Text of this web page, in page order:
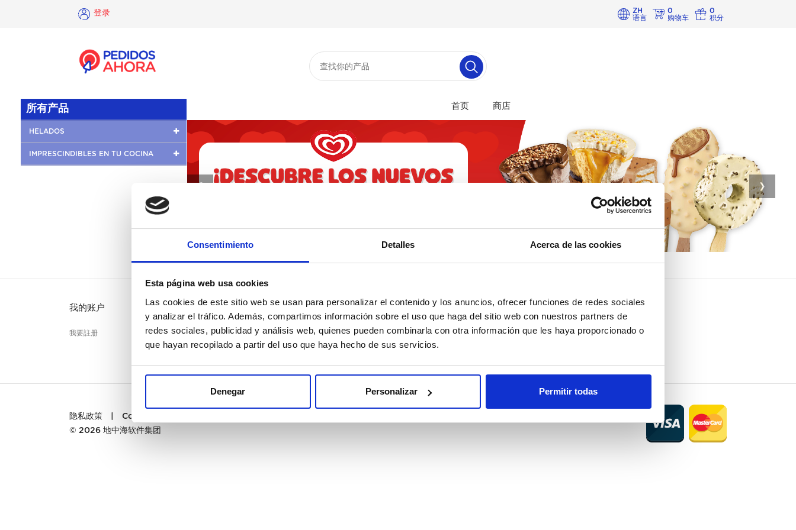
Consentimiento Detalles Acerca de las cookies
Esta página web usa cookies
Las cookies de este sitio web se usan para personalizar el contenido y los anuncios, ofrecer funciones de redes sociales
y analizar el tráfico. Además, compartimos información sobre el uso que haga del sitio web con nuestros partners de
redes sociales, publicidad y análisis web, quienes pueden combinarla con otra información que les haya proporcionado o
que hayan recopilado a partir del uso que haya hecho de sus servicios.
Denegar Personalizar Permitir todas
登录
ZH
语言
0
购物车
0
积分
所有产品
HELADOS
IMPRESCINDIBLES EN TU COCINA
首页 商店
❯
没有这一类的产品
我的账户
我要註册
客户服务
联系
隐私政策 Cookies
© 2026 地中海软件集团